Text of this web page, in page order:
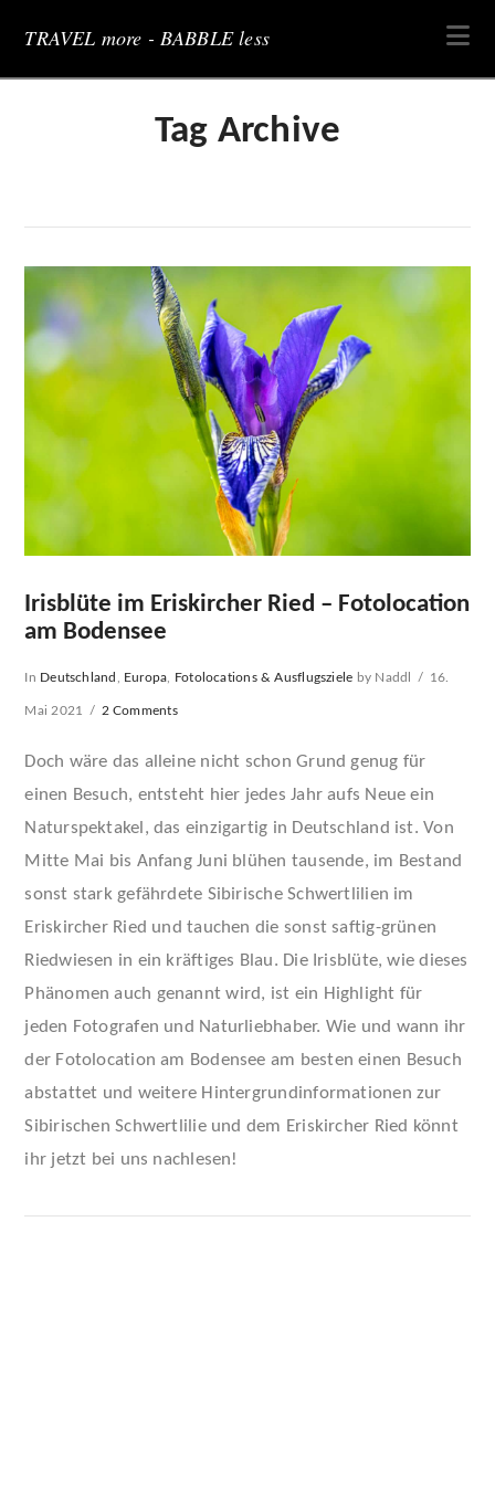
TRAVEL more - BABBLE less
Tag Archive
VIEW POST
Irisblüte im Eriskircher Ried – Fotolocation
am Bodensee
In Deutschland Europa Fotolocations & Ausflugsziele by Naddl 16.
Mai 2021 2 Comments
Doch wäre das alleine nicht schon Grund genug für
einen Besuch, entsteht hier jedes Jahr aufs Neue ein
Naturspektakel, das einzigartig in Deutschland ist. Von
Mitte Mai bis Anfang Juni blühen tausende, im Bestand
sonst stark gefährdete Sibirische Schwertlilien im
Eriskircher Ried und tauchen die sonst saftig-grünen
Riedwiesen in ein kräftiges Blau. Die Irisblüte, wie dieses
Phänomen auch genannt wird, ist ein Highlight für
jeden Fotografen und Naturliebhaber. Wie und wann ihr
der Fotolocation am Bodensee am besten einen Besuch
abstattet und weitere Hintergrundinformationen zur
Sibirischen Schwertlilie und dem Eriskircher Ried könnt
ihr jetzt bei uns nachlesen!